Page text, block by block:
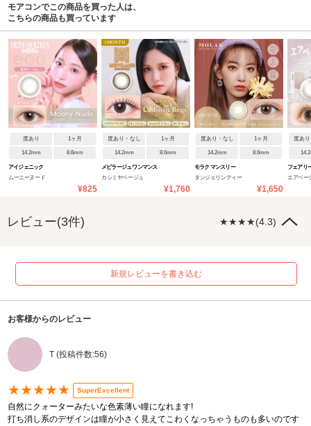
モアコンでこの商品を買った人は、
こちらの商品も買っています
度あり 1ヶ月
14.2mm 8.6mm
アイジェニック
ムーニーヌード
¥825
度あり・なし 1ヶ月
14.2mm 8.6mm
メビラージュ ワンマンス
カシミヤベージュ
¥1,760
度あり・なし 1ヶ月
14.2mm 8.6mm
モラク マンスリー
タンジェリンティー
¥1,650
度あ
フェアリ
エアベー
レビュー(3件) ★★★★(4.3)
新規レビューを書き込む
お客様からのレビュー
T (投稿件数:56)
★★★★★ SuperExcellent
自然にクォーターみたいな色素薄い瞳になれます!
打ち消し系のデザインは瞳が小さく見えてこわくなっちゃうものも多いのです